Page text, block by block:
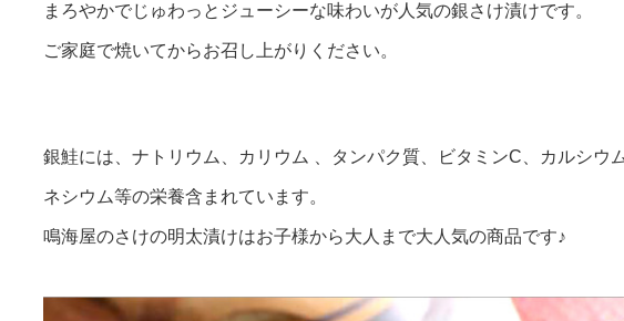
まろやかでじゅわっとジューシーな味わいが人気の銀さけ漬けです。
ご家庭で焼いてからお召し上がりください。
銀鮭には、ナトリウム、カリウム 、タンパク質、ビタミンC、カルシ
ネシウム等の栄養含まれています。
鳴海屋のさけの明太漬けはお子様から大人まで大人気の商品です♪